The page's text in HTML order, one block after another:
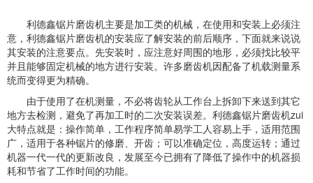
利德鑫锯片磨齿机主要是加工类的机械，在使用和安装上必须注
意，利德鑫锯片磨齿机的安装应了解安装的前后顺序，下面就来说说
其安装的注意要点。先安装时，应注意好周围的地形，必须找比较平
并且能够固定机械的地方进行安装。许多磨齿机因配备了机载测量系
统而变得更为精确。
由于使用了在机测量，不必将齿轮从工作台上拆卸下来送到其它
地方去检测，避免了再加工时的二次安装误差。利德鑫锯片磨齿机zui
大特点就是：操作简单，工作程序简单易学工人容易上手，适用范围
广，适用于各种锯片的修磨、开齿；可以准确定位，高度运转；通过
机器一代一代的更新改良，发展至今已拥有了降低了操作中的机器损
耗和节省了工作时间的功能。